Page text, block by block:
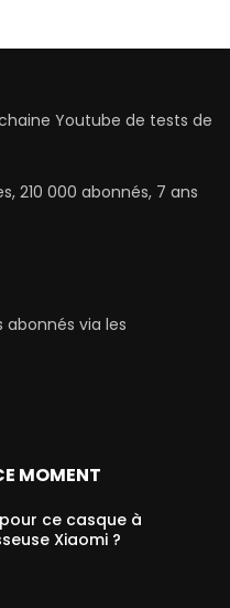
Youtube de tests de
210 000 abonnés, 7 ans
abonnés via les
MOMENT
pour ce casque à
Xiaomi ?